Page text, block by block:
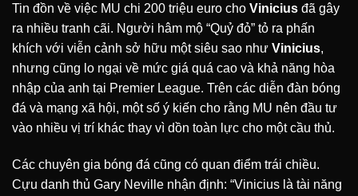
Tin đồn về việc MU chi 200 triệu euro cho Vinicius đã gây
ra nhiều tranh cãi. Người hâm mộ “Quỷ đỏ” tỏ ra phấn
khích với viễn cảnh sở hữu một siêu sao như Vinicius,
nhưng cũng lo ngại về mức giá quá cao và khả năng hòa
nhập của anh tại Premier League. Trên các diễn đàn bóng
đá và mạng xã hội, một số ý kiến cho rằng MU nên đầu tư
vào nhiều vị trí khác thay vì dồn toàn lực cho một cầu thủ.
Các chuyên gia bóng đá cũng có quan điểm trái chiều.
Cựu danh thủ Gary Neville nhận định: “Vinicius là tài năng